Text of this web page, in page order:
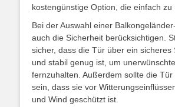
kostengünstige Option, die einfach zu
Bei der Auswahl einer
auch die Sicherheit berücksichtigen.
sicher, dass die Tür über ein sicheres
und stabil genug ist, um
fernzuhalten. Außerdem sollte die
sein, dass sie vor
und Wind geschützt ist.